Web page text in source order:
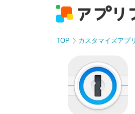
TOP カスタマイズアプリ